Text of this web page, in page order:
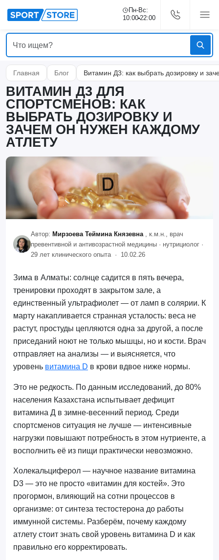
Пн-Вс:
10:00 22:00
Главная Блог Витамин Д3: как выбрать дозировку и
ВИТАМИН Д3 ДЛЯ
СПОРТСМЕНОВ: КАК
ВЫБРАТЬ ДОЗИРОВКУ И
ЗАЧЕМ ОН НУЖЕН КАЖДОМУ
АТЛЕТУ
Автор: Мирзоева Теймина Князевна
, к.м.н., врач
превентивной и антивозрастной медицины · нутрициолог ·
29 лет клинического опыта · 10.02.26
Зима в Алматы: солнце садится в пять вечера,
тренировки проходят в закрытом зале, а
единственный ультрафиолет — от ламп в солярии. К
марту накапливается странная усталость: веса не
растут, простуды цепляются одна за другой, а после
приседаний ноют не только мышцы, но и кости. Врач
отправляет на анализы — и выясняется, что
уровень витамина D в крови вдвое ниже нормы.
Это не редкость. По данным исследований, до 80%
населения Казахстана испытывает дефицит
витамина Д в зимне-весенний период. Среди
спортсменов ситуация не лучше — интенсивные
нагрузки повышают потребность в этом нутриенте, а
восполнить её из пищи практически невозможно.
Холекальциферол — научное название витамина
D3 — это не просто «витамин для костей». Это
прогормон, влияющий на сотни процессов в
организме: от синтеза тестостерона до работы
иммунной системы. Разберём, почему каждому
атлету стоит знать свой уровень витамина D и как
правильно его корректировать.